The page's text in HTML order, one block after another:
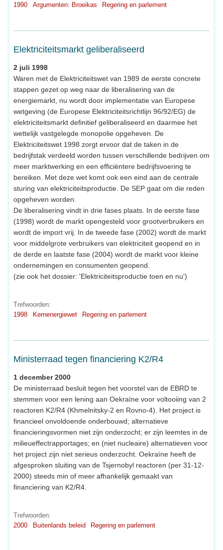
1990
Argumenten: Broeikas Regering en parlement
Elektriciteitsmarkt geliberaliseerd
2 juli 1998
Waren met de Elektriciteitswet van 1989 de eerste concrete
stappen gezet op weg naar de liberalisering van de
energiemarkt, nu wordt door implementatie van Europese
wetgeving (de Europese Elektriciteitsrichtlijn 96/92/EG) de
elektriciteitsmarkt definitief geliberaliseerd en daarmee het
wettelijk vastgelegde monopolie opgeheven. De
Elektriciteitswet 1998 zorgt ervoor dat de taken in de
bedrijfstak verdeeld worden tussen verschillende bedrijven om
meer marktwerking en een efficiëntere bedrijfsvoering te
bereiken. Met deze wet komt ook een eind aan de centrale
sturing van elektriciteitsproductie. De SEP gaat om die reden
opgeheven worden.
De liberalisering vindt in drie fases plaats. In de eerste fase
(1998) wordt de markt opengesteld voor grootverbruikers en
wordt de import vrij. In de tweede fase (2002) wordt de markt
voor middelgrote verbruikers van elektriciteit geopend en in
de derde en laatste fase (2004) wordt de markt voor kleine
ondernemingen en consumenten geopend.
(zie ook het dossier: 'Elektriciteitsproductie toen en nu')
Trefwoorden:
1998
Kernenergiewet Regering en parlement
Ministerraad tegen financiering K2/R4
1 december 2000
De ministerraad besluit tegen het voorstel van de EBRD te
stemmen voor een lening aan Oekraïne voor voltooiing van 2
reactoren K2/R4 (Khmelnitsky-2 en Rovno-4). Het project is
financieel onvoldoende onderbouwd; alternatieve
financieringsvormen niet zijn onderzocht; er zijn leemtes in de
milieueffectrapportages; en (niet nucleaire) alternatieven voor
het project zijn niet serieus onderzocht. Oekraïne heeft de
afgesproken sluiting van de Tsjernobyl reactoren (per 31-12-
2000) steeds min of meer afhankelijk gemaakt van
financiering van K2/R4.
Trefwoorden:
2000
Buitenlands beleid Regering en parlement